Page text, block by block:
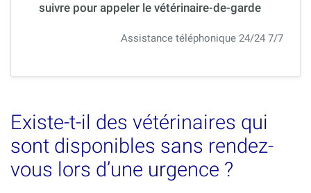
suivre pour appeler le vétérinaire-de-garde
Assistance téléphonique 24/24 7/7
Existe-t-il des vétérinaires qui
sont disponibles sans rendez-
vous lors d’une urgence ?